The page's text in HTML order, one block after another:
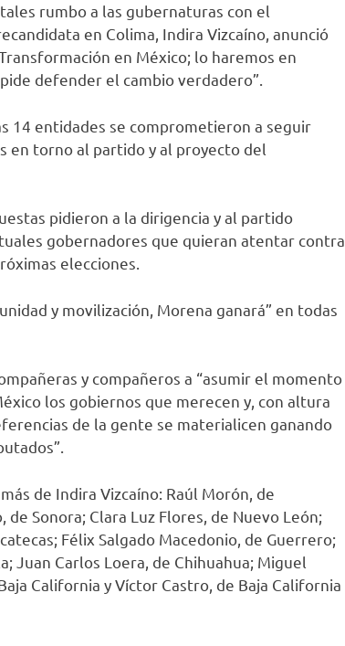
rumbo a las gubernaturas con el
en Colima, Indira Vizcaíno, anunció
en México; lo haremos en
defender el cambio verdadero”.
14 entidades se comprometieron a seguir
en torno al partido y al proyecto del
pidieron a la dirigencia y al partido
gobernadores que quieran atentar contra
elecciones.
y movilización, Morena ganará” en todas
y compañeros a “asumir el momento
los gobiernos que merecen y, con altura
de la gente se materialicen ganando
de Indira Vizcaíno: Raúl Morón, de
Sonora; Clara Luz Flores, de Nuevo León;
Félix Salgado Macedonio, de Guerrero;
Juan Carlos Loera, de Chihuahua; Miguel
California y Víctor Castro, de Baja California